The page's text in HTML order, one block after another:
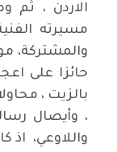
مسيرته
والمشتركة،
حائزا على
بالزيت ،
، وأيصال
واللاوعي، اذ